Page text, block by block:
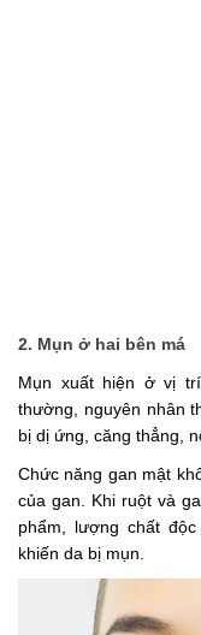
2. Mụn ở hai bên má
Mụn xuất hiện ở vị
thường, nguyên nhân
bị dị ứng, căng thẳng,
Chức năng gan mật
của gan. Khi ruột và
phẩm, lượng chất
khiến da bị mụn.